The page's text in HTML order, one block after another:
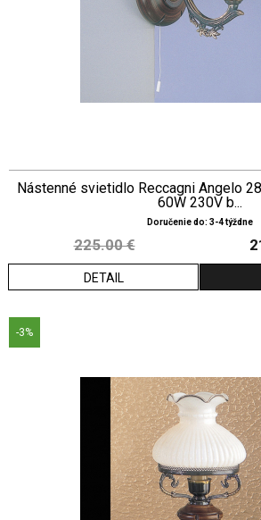
Nástenné svietidlo Reccagni Angelo
60W 230V b...
Doručenie do: 3-4 týždne
225.00 €
DETAIL
-3%